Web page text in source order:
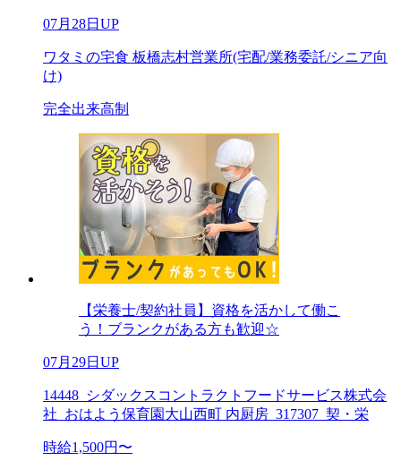
07月28日UP
ワタミの宅食 板橋志村営業所(宅配/業務委託/シニア向
け)
完全出来高制
【栄養士/契約社員】資格を活かして働こ
う！ブランクがある方も歓迎☆
07月29日UP
14448_シダックスコントラクトフードサービス株式会
社_おはよう保育園大山西町 内厨房_317307_契・栄
時給1,500円〜